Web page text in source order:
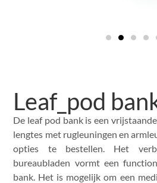
Leaf_pod
De leaf pod bank is een
lengtes met rugleuningen en
opties te bestellen. Het
bureaubladen vormt een
bank. Het is mogelijk om een